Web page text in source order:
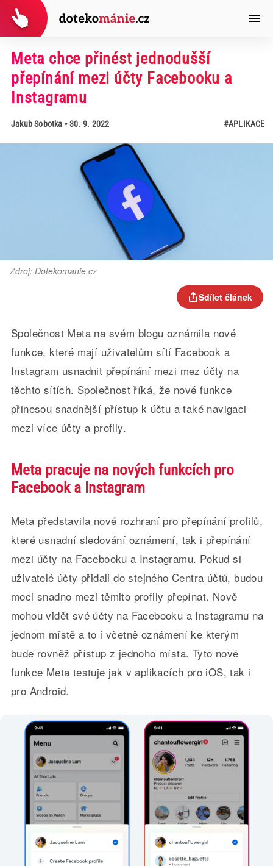
Meta chce přinést jednodušší
přepínání mezi účty Facebooku a
Instagramu
Jakub Sobotka • 30. 9. 2022 #APLIKACE
Zdroj: Dotekomanie.cz
Sdílet článek
Společnost Meta na svém blogu oznámila nové
funkce, které mají uživatelům sítí Facebook a
Instagram usnadnit přepínání mezi mez účty na
těchto sítích. Společnost říká, že nové funkce
přinesou snadnější přístup k účtu a také navigaci
mezi více účty a profily.
Meta pracuje na nových funkcích pro
Facebook a Instagram
Meta představila nové rozhraní pro přepínání profilů,
které usnadní sledování oznámení, tak i přepínání
mezi účty na Facebooku a Instagramu. Pokud si
uživatelé účty přidali do stejného Centra účtů, budou
moci snadno mezi těmito profily přepínat. Nově
mohou vidět své účty na Facebooku a Instagramu na
jednom místě a to i včetně oznámení ke kterým
bude rovněž přístup z jednoho místa. Tyto nové
funkce Meta testuje jak v aplikacích pro iOS, tak i
pro Android.